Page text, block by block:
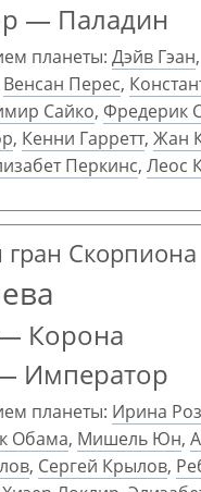
— Паладин
планеты: Дэйв Гэан,
Венсан Перес,
Сайко, Фредерик
, Кенни Гарретт, Жан
Перкинс, Леос
гран Скорпиона
Корона
Император
планеты: Ирина
Обама, Мишель Юн,
, Сергей Крылов,